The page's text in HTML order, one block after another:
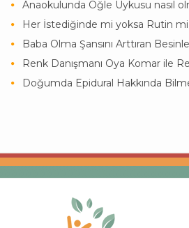
Anaokulunda Öğle Uykusu nasıl
Her İstediğinde mi yoksa Rutin
Baba Olma Şansını Arttıran
Renk Danışmanı Oya Komar ile
Doğumda Epidural Hakkında